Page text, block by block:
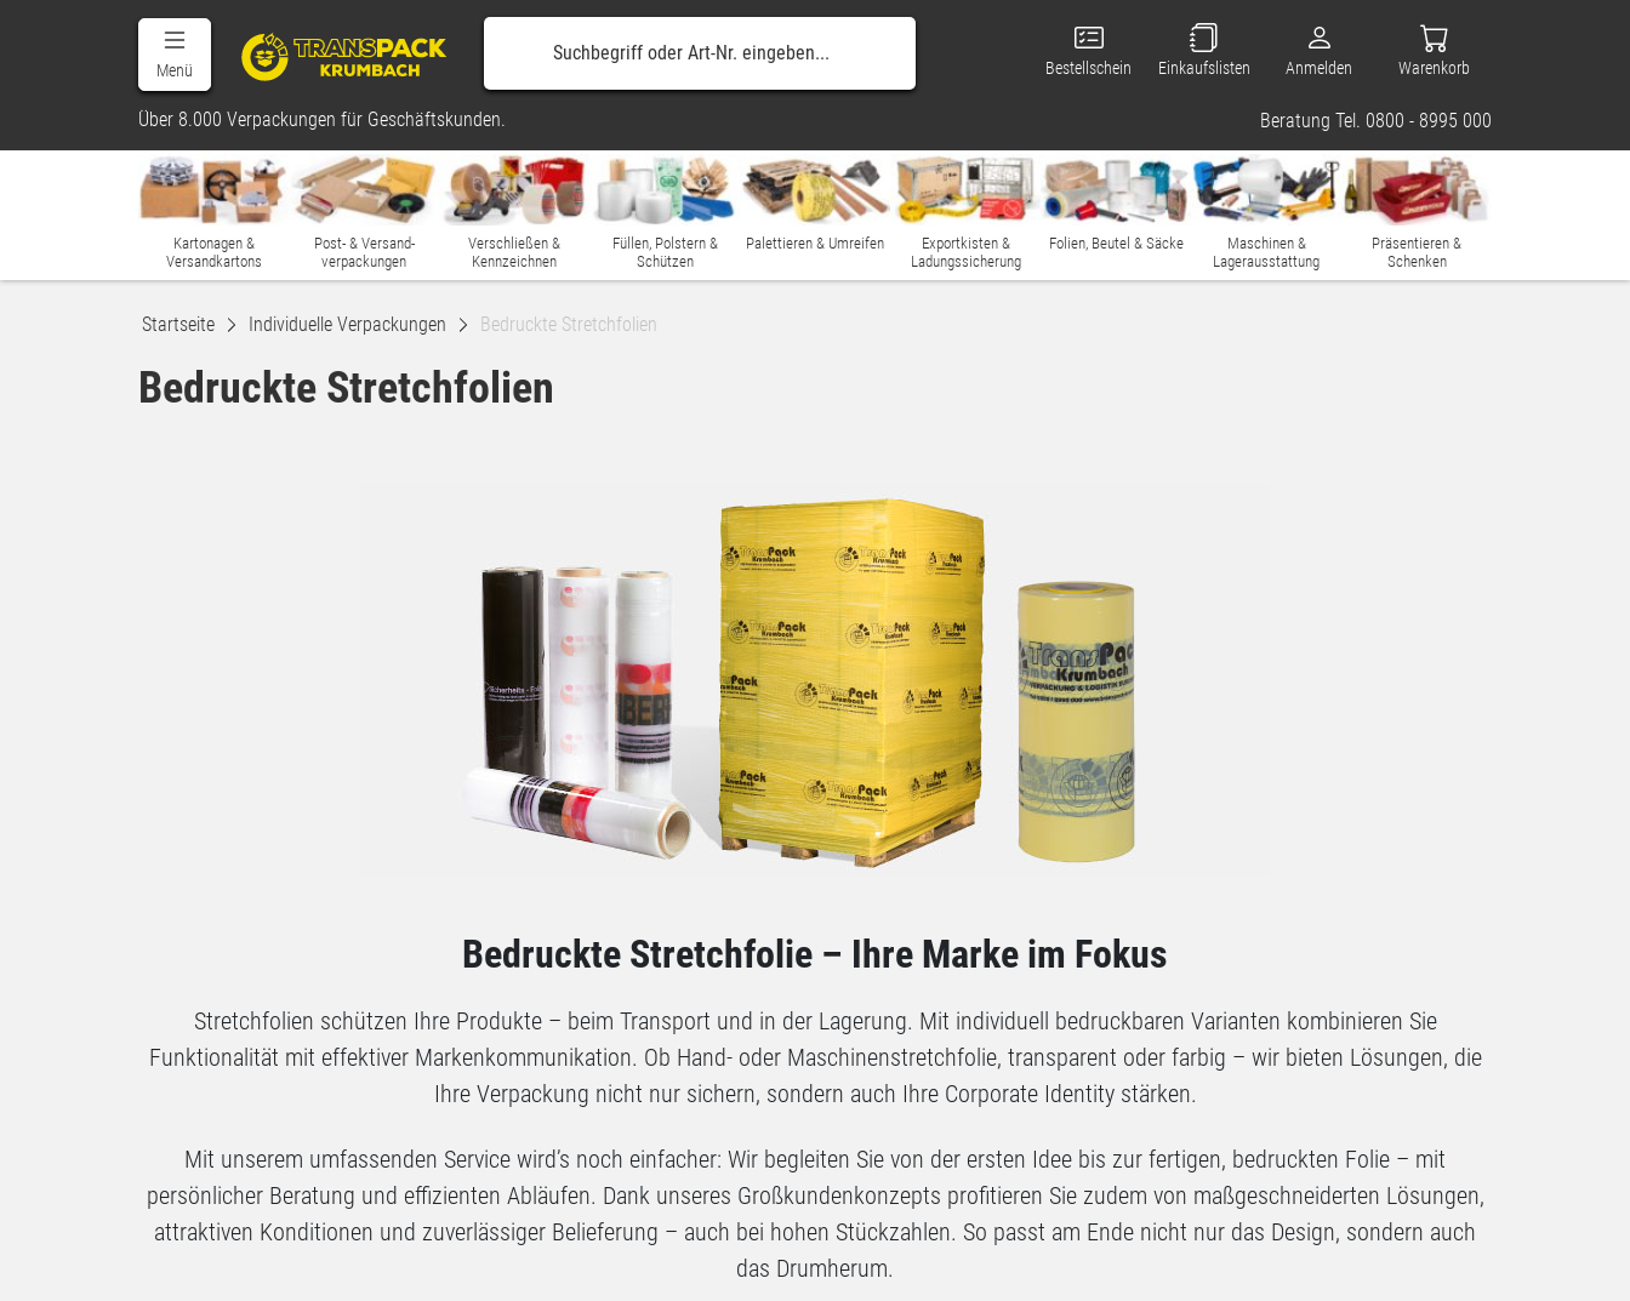
Menü Bestellschein Einkaufslisten Anmelden Warenkorb
Über 8.000 Verpackungen für Geschäftskunden. Beratung Tel. 0800 - 8995 000
Kartonagen &
Versandkartons
Post- & Versand-
verpackungen
Verschließen &
Kennzeichnen
Füllen, Polstern &
Schützen
Palettieren & Umreifen
Exportkisten &
Ladungssicherung
Folien, Beutel & Säcke
Maschinen &
Lagerausstattung
Präsentieren &
Schenken
Startseite Individuelle Verpackungen Bedruckte Stretchfolien
Bedruckte Stretchfolien
Bedruckte Stretchfolie – Ihre Marke im Fokus
Stretchfolien schützen Ihre Produkte – beim Transport und in der Lagerung. Mit individuell bedruckbaren Varianten kombinieren Sie
Funktionalität mit effektiver Markenkommunikation. Ob Hand- oder Maschinenstretchfolie, transparent oder farbig – wir bieten Lösungen, die
Ihre Verpackung nicht nur sichern, sondern auch Ihre Corporate Identity stärken.
Mit unserem umfassenden Service wird’s noch einfacher: Wir begleiten Sie von der ersten Idee bis zur fertigen, bedruckten Folie – mit
persönlicher Beratung und effizienten Abläufen. Dank unseres Großkundenkonzepts profitieren Sie zudem von maßgeschneiderten Lösungen,
attraktiven Konditionen und zuverlässiger Belieferung – auch bei hohen Stückzahlen. So passt am Ende nicht nur das Design, sondern auch
das Drumherum.